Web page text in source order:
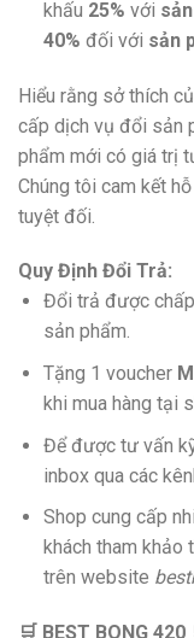
khấu 25% với
40% đối với sản
Hiểu rằng sở thích
cấp dịch vụ đổi sản
phẩm mới có giá trị
Chúng tôi cam kết
tuyệt đối.
Quy Định Đổi Trả:
Đổi trả được
sản phẩm.
Tặng 1 voucher
khi mua hàng tại
Để được tư vấn
inbox qua các
Shop cung cấp
khách tham khảo
trên website
🛒 BEST BONG 420